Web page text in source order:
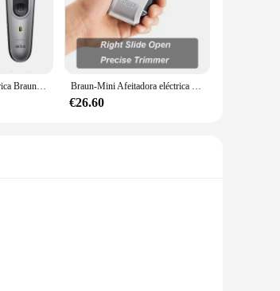
Kit de Afeitadora eléctrica Braun 10 en 1 Serie 7 MGK7420, Kit de estilismo, cortadora de pelo, cortadora de pelo de oreja y nariz, afeitadora, depiladora Braun-Mini Afeitadora eléctrica portátil M90, máquina de afeitar con batería, para Barba
€26.60